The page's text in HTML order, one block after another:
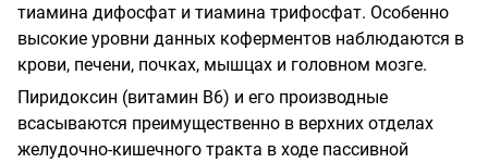
тиамина дифосфат и тиамина трифосфат. Особенно
высокие уровни данных коферментов наблюдаются в
крови, печени, почках, мышцах и головном мозге.
Пиридоксин (витамин В6) и его производные
всасываются преимущественно в верхних отделах
желудочно-кишечного тракта в ходе пассивной